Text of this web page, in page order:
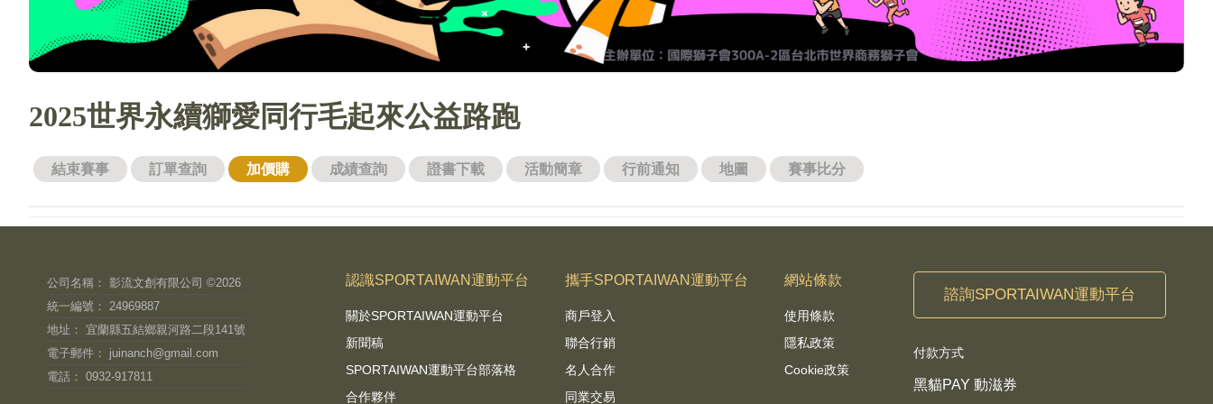
2025世界永續獅愛同行毛起來公益路跑
結束賽事 訂單查詢 加價購 成績查詢 證書下載 活動簡章 行前通知 地圖 賽事比分
公司名稱： 影流文創有限公司 ©2026
統一編號： 24969887
地址： 宜蘭縣五結鄉親河路二段141號
電子郵件： juinanch@gmail.com
電話： 0932-917811
認識SPORTAIWAN運動平台
關於SPORTAIWAN運動平台
新聞稿
SPORTAIWAN運動平台部落格
合作夥伴
攜手SPORTAIWAN運動平台
商戶登入
聯合行銷
名人合作
同業交易
網站條款
使用條款
隱私政策
Cookie政策
諮詢SPORTAIWAN運動平台
付款方式
黑貓PAY 動滋券